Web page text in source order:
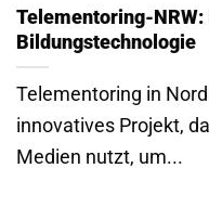
Telementoring-
Bildungstechnologie
Telementoring in
innovatives Projekt,
Medien nutzt, um...